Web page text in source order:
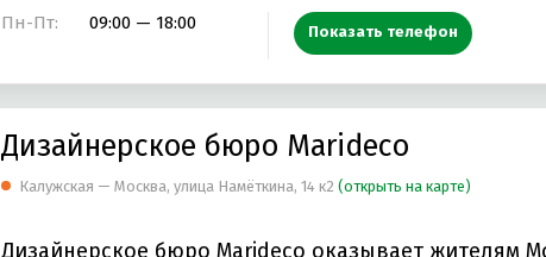
Пн-Пт: 09:00 — 18:00 Показать телефон
Дизайнерское бюро Marideco
Калужская — Москва, улица Намёткина, 14 к2 (открыть на карте)
Дизайнерское бюро Marideco оказывает жителям